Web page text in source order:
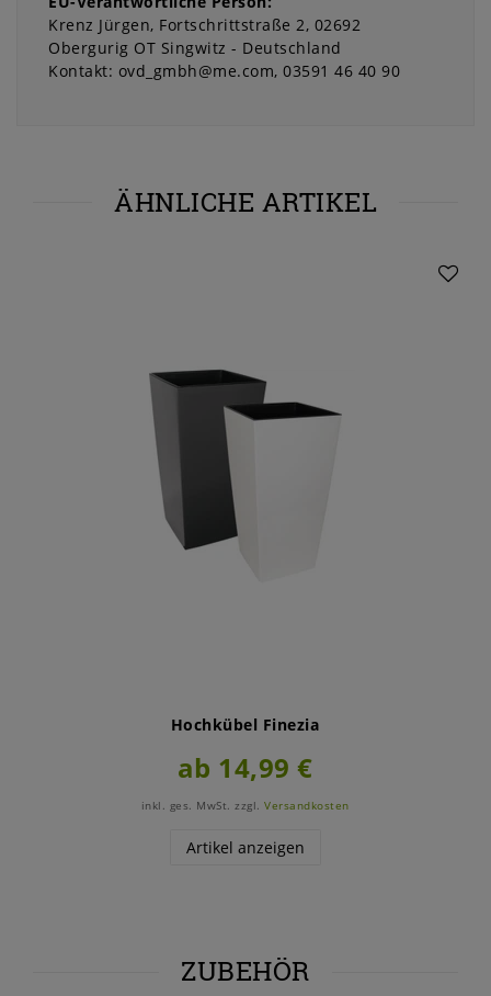
Krenz Jürgen Fortschrittstraße 2 02692
Obergurig OT Singwitz
Deutschland
Kontakt: ovd_gmbh@me.com 03591 46 40 90
ÄHNLICHE ARTIKEL
Hochkübel Finezia
ab 14,99 €
inkl. ges. MwSt. zzgl.Versandkosten
Artikel anzeigen
ZUBEHÖR